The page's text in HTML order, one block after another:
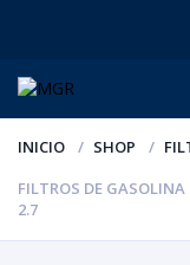
INICIO SHOP
FILTROS DE
2.7